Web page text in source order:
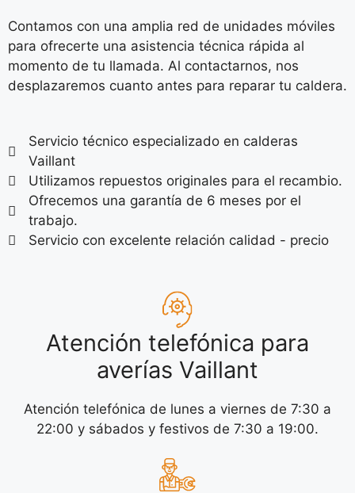
Contamos con una amplia red de unidades móviles
para ofrecerte una asistencia técnica rápida al
momento de tu llamada. Al contactarnos, nos
desplazaremos cuanto antes para reparar tu caldera.
Servicio técnico especializado en calderas
Vaillant
Utilizamos repuestos originales para el recambio.
Ofrecemos una garantía de 6 meses por el
trabajo.
Servicio con excelente relación calidad - precio
Atención telefónica para
averías Vaillant
Atención telefónica de lunes a viernes de 7:30 a
22:00 y sábados y festivos de 7:30 a 19:00.